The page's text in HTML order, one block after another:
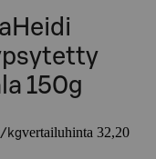
150g
kgvertailuhinta 32,20